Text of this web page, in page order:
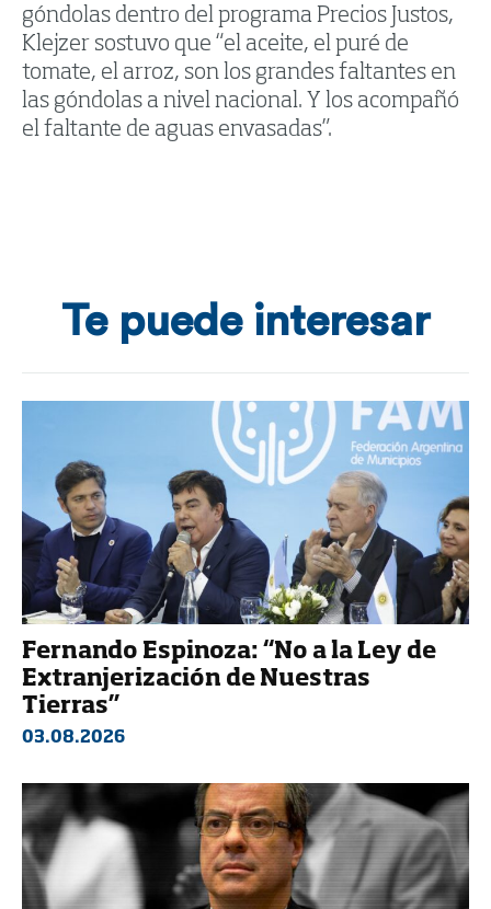
góndolas dentro del programa Precios Justos,
Klejzer sostuvo que “el aceite, el puré de
tomate, el arroz, son los grandes faltantes en
las góndolas a nivel nacional. Y los acompañó
el faltante de aguas envasadas”.
Te puede interesar
Fernando Espinoza: “No a la Ley de
Extranjerización de Nuestras
Tierras”
03.08.2026